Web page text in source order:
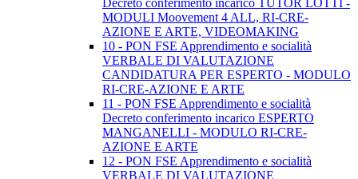
Decreto conferimento incarico TUTOR LOTTI -
MODULI Moovement 4 ALL, RI-CRE-
AZIONE E ARTE, VIDEOMAKING
10 - PON FSE Apprendimento e socialità
VERBALE DI VALUTAZIONE
CANDIDATURA PER ESPERTO - MODULO
RI-CRE-AZIONE E ARTE
11 - PON FSE Apprendimento e socialità
Decreto conferimento incarico ESPERTO
MANGANELLI - MODULO RI-CRE-
AZIONE E ARTE
12 - PON FSE Apprendimento e socialità
VERBALE DI VALUTAZIONE